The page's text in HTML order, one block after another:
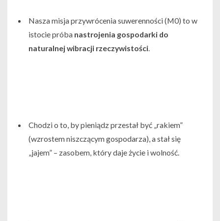
Nasza misja przywrócenia suwerenności (M0) to w
istocie próba nastrojenia gospodarki do
naturalnej wibracji rzeczywistości.
Chodzi o to, by pieniądz przestał być „rakiem”
(wzrostem niszczącym gospodarza), a stał się
„jajem” – zasobem, który daje życie i wolność.